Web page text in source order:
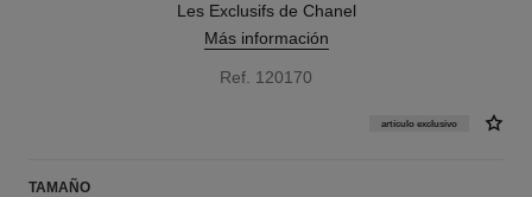
Les Exclusifs de Chanel
Más información
Ref. 120170
artículo exclusivo
TAMAÑO